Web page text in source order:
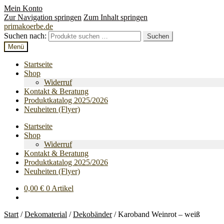
Mein Konto
Zur Navigation springen Zum Inhalt springen
primakoerbe.de
Suchen nach:
Suchen
Menü
Startseite
Shop
Widerruf
Kontakt & Beratung
Produktkatalog 2025/2026
Neuheiten (Flyer)
Startseite
Shop
Widerruf
Kontakt & Beratung
Produktkatalog 2025/2026
Neuheiten (Flyer)
0,00 € 0 Artikel
Start /Dekomaterial /Dekobänder/Karoband Weinrot – weiß